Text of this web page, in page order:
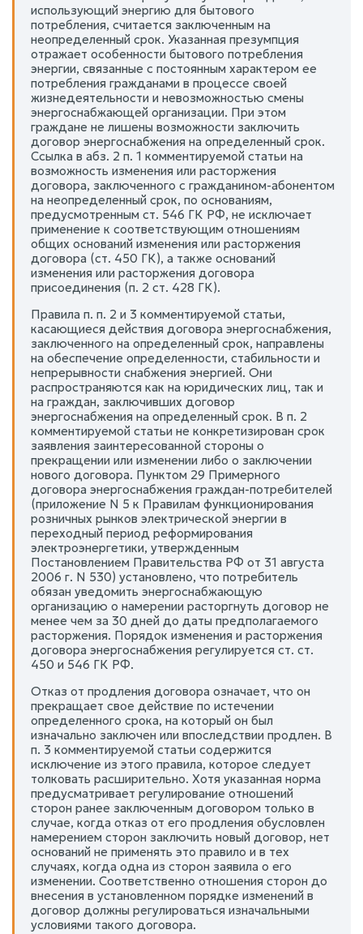
использующий энергию для бытового
потребления, считается заключенным на
неопределенный срок. Указанная презумпция
отражает особенности бытового потребления
энергии, связанные с постоянным характером ее
потребления гражданами в процессе своей
жизнедеятельности и невозможностью смены
энергоснабжающей организации. При этом
граждане не лишены возможности заключить
договор энергоснабжения на определенный срок.
Ссылка в абз. 2 п. 1 комментируемой статьи на
возможность изменения или расторжения
договора, заключенного с гражданином-абонентом
на неопределенный срок, по основаниям,
предусмотренным ст. 546 ГК РФ, не исключает
применение к соответствующим отношениям
общих оснований изменения или расторжения
договора (ст. 450 ГК), а также оснований
изменения или расторжения договора
присоединения (п. 2 ст. 428 ГК).
Правила п. п. 2 и 3 комментируемой статьи,
касающиеся действия договора энергоснабжения,
заключенного на определенный срок, направлены
на обеспечение определенности, стабильности и
непрерывности снабжения энергией. Они
распространяются как на юридических лиц, так и
на граждан, заключивших договор
энергоснабжения на определенный срок. В п. 2
комментируемой статьи не конкретизирован срок
заявления заинтересованной стороны о
прекращении или изменении либо о заключении
нового договора. Пунктом 29 Примерного
договора энергоснабжения граждан-потребителей
(приложение N 5 к Правилам функционирования
розничных рынков электрической энергии в
переходный период реформирования
электроэнергетики, утвержденным
Постановлением Правительства РФ от 31 августа
2006 г. N 530) установлено, что потребитель
обязан уведомить энергоснабжающую
организацию о намерении расторгнуть договор не
менее чем за 30 дней до даты предполагаемого
расторжения. Порядок изменения и расторжения
договора энергоснабжения регулируется ст. ст.
450 и 546 ГК РФ.
Отказ от продления договора означает, что он
прекращает свое действие по истечении
определенного срока, на который он был
изначально заключен или впоследствии продлен. В
п. 3 комментируемой статьи содержится
исключение из этого правила, которое следует
толковать расширительно. Хотя указанная норма
предусматривает регулирование отношений
сторон ранее заключенным договором только в
случае, когда отказ от его продления обусловлен
намерением сторон заключить новый договор, нет
оснований не применять это правило и в тех
случаях, когда одна из сторон заявила о его
изменении. Соответственно отношения сторон до
внесения в установленном порядке изменений в
договор должны регулироваться изначальными
условиями такого договора.